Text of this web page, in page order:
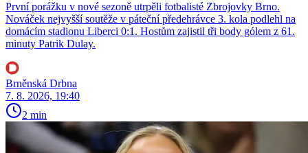
První porážku v nové sezoně utrpěli fotbalisté Zbrojovky Brno.
Nováček nejvyšší soutěže v páteční předehrávce 3. kola podlehl na
domácím stadionu Liberci 0:1. Hostům zajistil tři body gólem z 61.
minuty Patrik Dulay.
Brněnská Drbna
7. 8. 2026, 19:40
2 min